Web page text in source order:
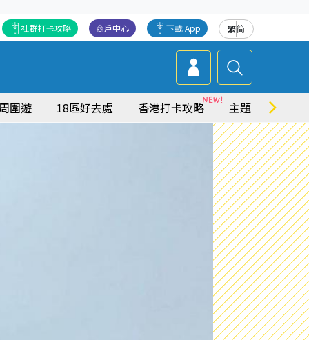
繁简
下載 App
商戶中心
社群打卡攻略
圍遊 18區好去處 香港打卡攻略 主題特集